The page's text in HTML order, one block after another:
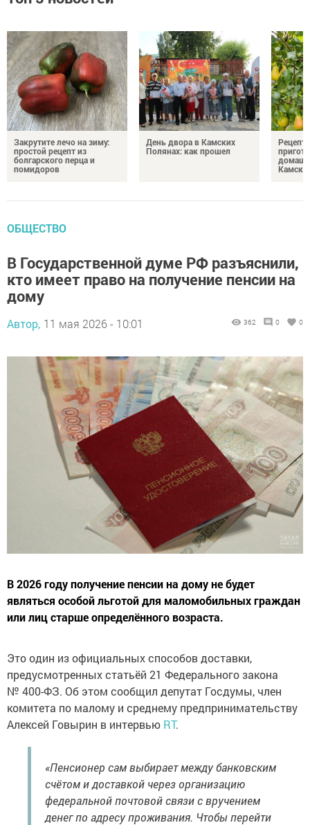
Закрутите лечо на зиму:
простой рецепт из
болгарского перца и
помидоров
День двора в Камских
Полянах: как прошел
ОБЩЕСТВО
В Государственной думе РФ разъяснили,
кто имеет право на получение пенсии на
дому
Автор, 11 мая 2026 - 10:01 362 0 0
В 2026 году получение пенсии на дому не будет
являться особой льготой для маломобильных граждан
или лиц старше определённого возраста.
Это один из официальных способов доставки,
предусмотренных статьёй 21 Федерального закона
№ 400-ФЗ. Об этом сообщил депутат Госдумы, член
комитета по малому и среднему предпринимательству
Алексей Говырин в интервью RT.
«Пенсионер сам выбирает между банковским
счётом и доставкой через организацию
федеральной почтовой связи с вручением
денег по адресу проживания. Чтобы перейти